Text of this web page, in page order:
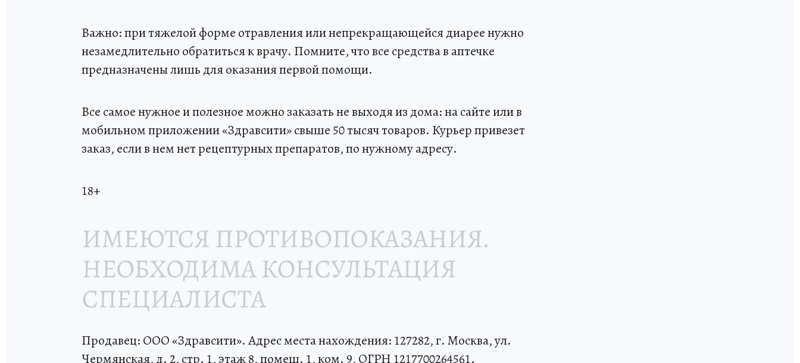
Важно: при тяжелой форме отравления или непрекращающейся диарее нужно
незамедлительно обратиться к врачу. Помните, что все средства в аптечке
предназначены лишь для оказания первой помощи.
Все самое нужное и полезное можно заказать не выходя из дома: на сайте или в
мобильном приложении «Здравсити» свыше 50 тысяч товаров. Курьер привезет
заказ, если в нем нет рецептурных препаратов, по нужному адресу.
18+
Продавец: ООО «Здравсити». Адрес места нахождения: 127282, г. Москва, ул.
Чермянская, д. 2, стр. 1, этаж 8, помещ. 1, ком. 9, ОГРН 1217700264561.